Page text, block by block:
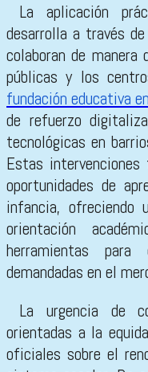
La aplicación
desarrolla a través
colaboran de
públicas y los
fundación educativa
de refuerzo
tecnológicas en
Estas
oportunidades de
infancia, ofreciendo
orientación
herramientas
demandadas en el
La urgencia de
orientadas a la
oficiales sobre el